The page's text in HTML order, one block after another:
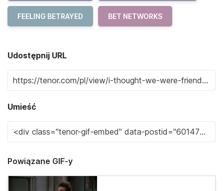
FEELING BETRAYED BET NETWORKS
Udostępnij URL
Umieść
Powiązane GIF-y